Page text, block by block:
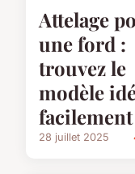
Attelage
une ford :
trouvez le
modèle
facilement
28 juillet 2025